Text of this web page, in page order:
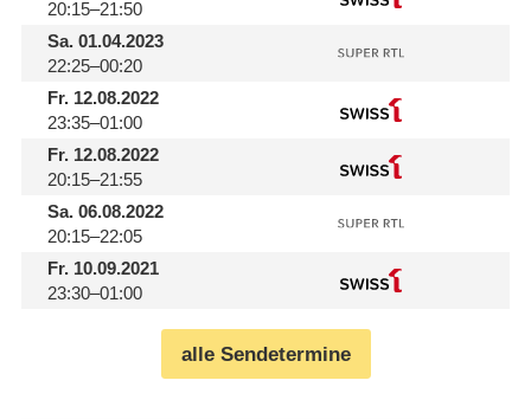
20:15–21:50
Sa.01.04.2023
22:25–00:20
Fr.12.08.2022
23:35–01:00
Fr.12.08.2022
20:15–21:55
Sa.06.08.2022
20:15–22:05
Fr.10.09.2021
23:30–01:00
alle Sendetermine